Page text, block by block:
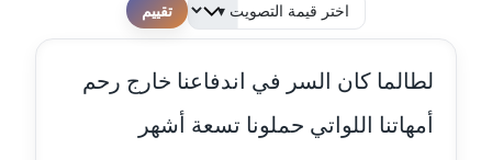
مدونة أحمد عبد الفتاح
عاملة
مدونة احمد كريدي
عاملة
لطفا قم بالتقييم
لطالما كان السر في اندفاعنا خارج رحم
أمهاتنا اللواتي حملونا تسعة أشهر